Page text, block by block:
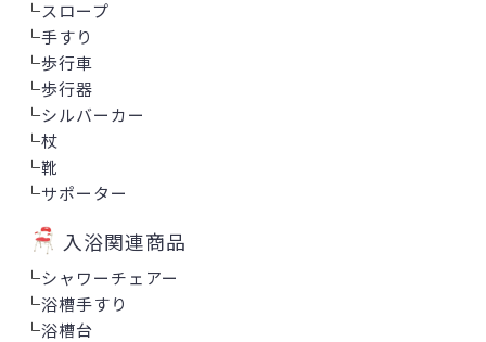
└スロープ
└手すり
└歩行車
└歩行器
└シルバーカー
└杖
└靴
└サポーター
入浴関連商品
└シャワーチェアー
└浴槽手すり
└浴槽台